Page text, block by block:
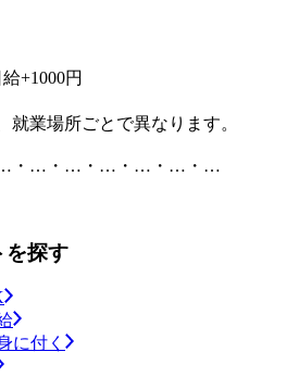
+1000円
業場所ごとで異なります。
・…・…・…・…・…・…
を探す
に付く